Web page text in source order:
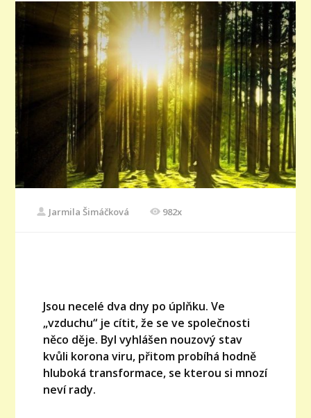
Jarmila Šimáčková 982x
Jsou necelé dva dny po úplňku. Ve
„vzduchu“ je cítit, že se ve společnosti
něco děje. Byl vyhlášen nouzový stav
kvůli korona viru, přitom probíhá hodně
hluboká transformace, se kterou si mnozí
neví rady.